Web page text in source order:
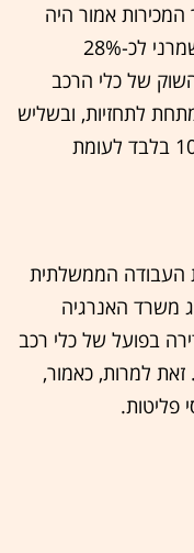
מסך המכירות אמור היה
לנוע ב-2026 בין כ-24% בתרחיש השמרני לכ-28%
של כלי הרכב
לתחזיות, ובשליש
הראשון של 2026 הוא עומד על 10.9% בלבד לעומת
בתוכנית העבודה הממשלתית
משרד האנרגיה
בפועל של כלי רכב
למרות, כאמור,
פליטות.